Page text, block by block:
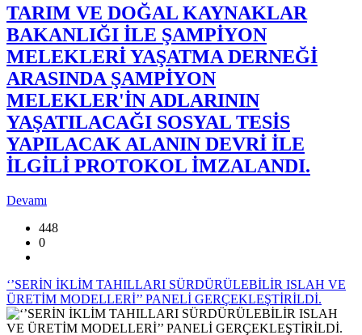
TARIM VE DOĞAL KAYNAKLAR
BAKANLIĞI İLE ŞAMPİYON
MELEKLERİ YAŞATMA DERNEĞİ
ARASINDA ŞAMPİYON
MELEKLER'İN ADLARININ
YAŞATILACAĞI SOSYAL TESİS
YAPILACAK ALANIN DEVRİ İLE
İLGİLİ PROTOKOL İMZALANDI.
Devamı
448
0
‘’SERİN İKLİM TAHILLARI SÜRDÜRÜLEBİLİR ISLAH VE
ÜRETİM MODELLERİ’’ PANELİ GERÇEKLEŞTİRİLDİ.